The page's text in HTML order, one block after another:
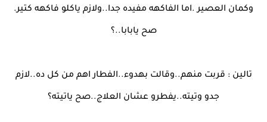
وكمان العصير .اما الفاكهه مفيده جدا..ولازم ياكلو فاكهه كتير.
صح يابابا..؟
تالين : قربت منهم..وقالت بهدوء..الفطار اهم من كل ده..لازم
جدو وتيته..يفطرو عشان العلاج..صح ياتيته؟